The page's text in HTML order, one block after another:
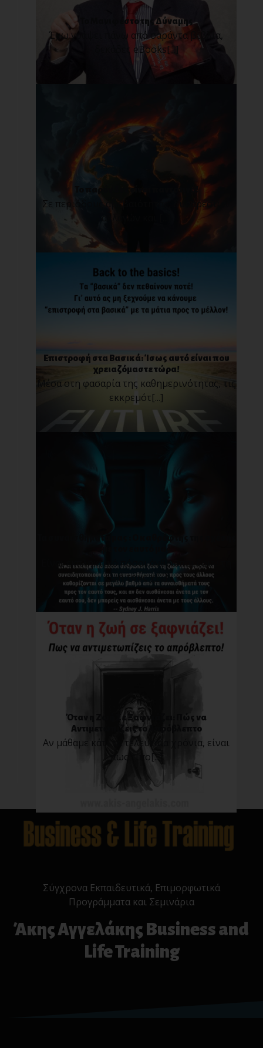
Το Μανιφέστο της Δύναμης
Έχω γράψει πάνω από σαράντα βιβλία,
δεκάδες eBooks[...]
Το παρόν δεν είναι παντοτινό!
Σε περιόδους αβεβαιότητας, δυσάρεστων
Επιστροφή στα Βασικά: Ίσως αυτό είναι που
χρειαζόμαστε τώρα!
Μέσα στη φασαρία της καθημερινότητας, τις
εκκρεμότ[...]
Τα συναισθήματά μας : O καθρέφτης της σχέσης
Είναι εκπληκτικό πόσοι άνθρωποι ζουν τη
ζωή τους χ[...]
Όταν η Ζωή Σε Ξαφνιάζει: Πώς να
Αντιμετωπίζεις το Απρόβλεπτο
Αν μάθαμε κάτι τα τελευταία χρόνια, είναι
πως τίπο[...]
Σύγχρονα Εκπαιδευτικά, Επιμορφωτικά
Προγράμματα και Σεμινάρια
Άκης Αγγελάκης Business and
Life Training